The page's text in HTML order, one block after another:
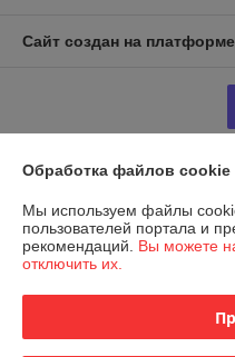
Сайт создан на
Юридическое лицо:ООО
246050 г. Гомель, ул. Гагарина,
Обработка файлов cookie
Мы используем файлы
пользователей портала и
рекомендаций. Вы можете
отключить их.